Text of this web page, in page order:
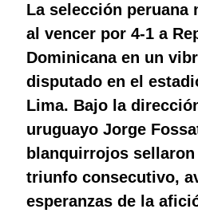
La selección peruana
al vencer por 4-1 a
Dominicana en un
disputado en el
Lima. Bajo la
uruguayo Jorge
blanquirrojos
triunfo consecutivo,
esperanzas de la